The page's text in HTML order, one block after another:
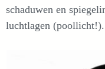
schaduwen en
luchtlagen (poollicht!).